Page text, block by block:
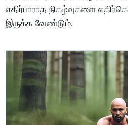
எதிர்பாராத நிகழ்வுகளை
இருக்க வேண்டும்.